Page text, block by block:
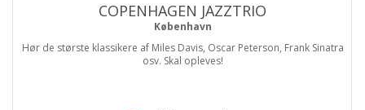
COPENHAGEN JAZZTRIO
København
Hør de største klassikere af Miles Davis, Oscar Peterson, Frank Sinatra
osv. Skal opleves!